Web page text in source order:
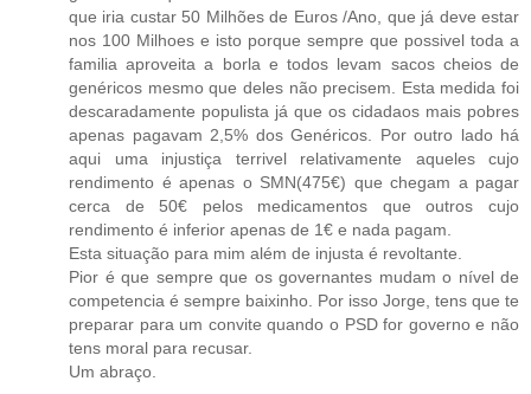
que iria custar 50 Milhões de Euros /Ano, que já deve estar
nos 100 Milhoes e isto porque sempre que possivel toda a
familia aproveita a borla e todos levam sacos cheios de
genéricos mesmo que deles não precisem. Esta medida foi
descaradamente populista já que os cidadaos mais pobres
apenas pagavam 2,5% dos Genéricos. Por outro lado há
aqui uma injustiça terrivel relativamente aqueles cujo
rendimento é apenas o SMN(475€) que chegam a pagar
cerca de 50€ pelos medicamentos que outros cujo
rendimento é inferior apenas de 1€ e nada pagam.
Esta situação para mim além de injusta é revoltante.
Pior é que sempre que os governantes mudam o nível de
competencia é sempre baixinho. Por isso Jorge, tens que te
preparar para um convite quando o PSD for governo e não
tens moral para recusar.
Um abraço.